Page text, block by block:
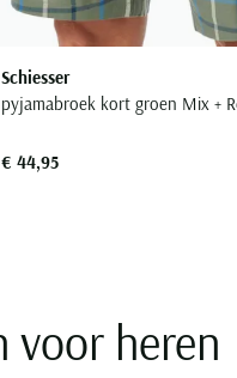
Schiesser
pyjamabroek kort groen Mix +
€ 44,95
voor heren